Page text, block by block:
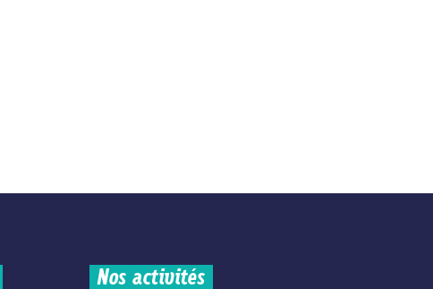
Nos activités